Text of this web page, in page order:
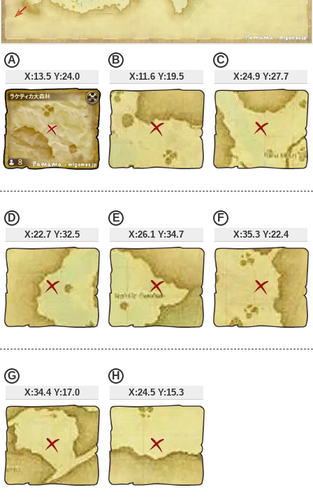
X:13.5 Y:24.0
A
X:11.6 Y:19.5
B
X:24.9 Y:27.7
C
X:22.7 Y:32.5
D
X:26.1 Y:34.7
E
X:35.3 Y:22.4
F
X:34.4 Y:17.0
G
X:24.5 Y:15.3
H